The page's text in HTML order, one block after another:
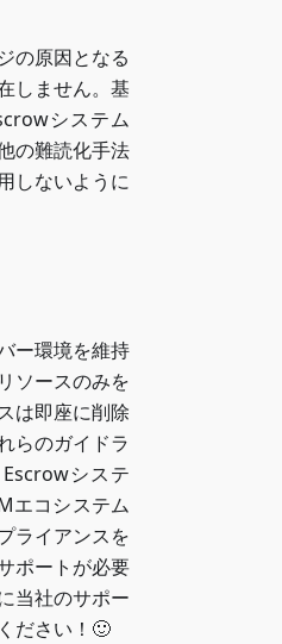
の原因となる
しません。基
システム
の難読化手法
しないように
ー環境を維持
ソースのみを
は即座に削除
らのガイドラ
システ
エコシステム
ライアンスを
ポートが必要
当社のサポー
ださい！🙂